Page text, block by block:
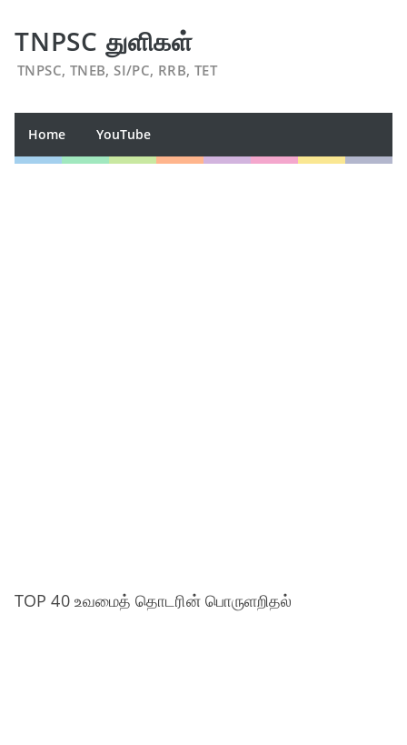
TNPSC துளிகள்
TNPSC, TNEB, SI/PC, RRB, TET
Home YouTube
TOP 40 உவமைத் தொடரின் பொருளறிதல்